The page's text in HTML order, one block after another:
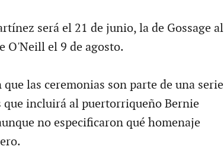
será el 21 de junio, la de Gossage al
O'Neill el 9 de agosto.
las ceremonias son parte de una serie
que incluirá al puertorriqueño Bernie
no especificaron qué homenaje